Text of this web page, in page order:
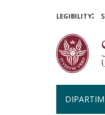
legibility: